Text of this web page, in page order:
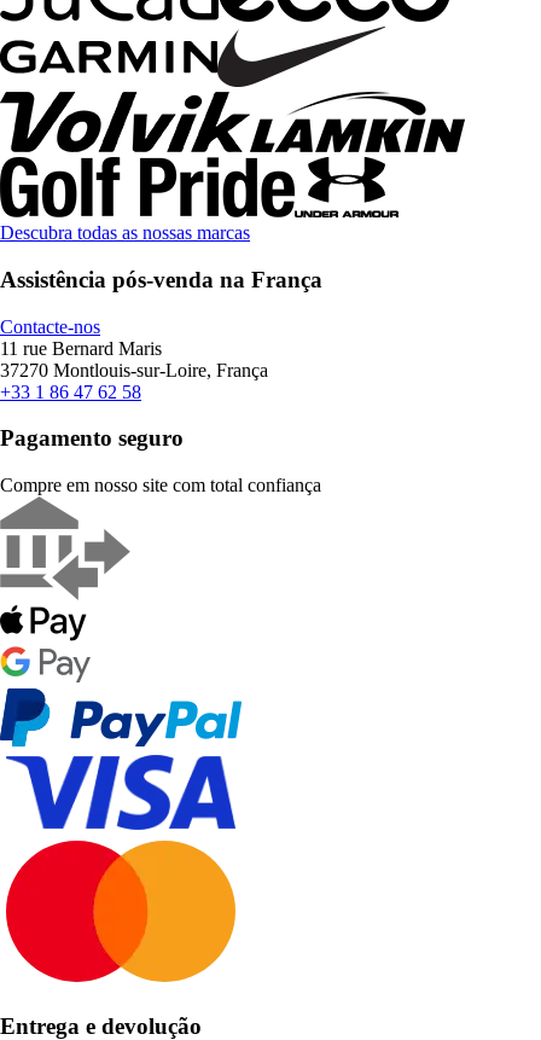
Descubra todas as nossas marcas
Assistência pós-venda na França
Contacte-nos
11 rue Bernard Maris
37270 Montlouis-sur-Loire, França
+33 1 86 47 62 58
Pagamento seguro
Compre em nosso site com total confiança
Entrega e devolução